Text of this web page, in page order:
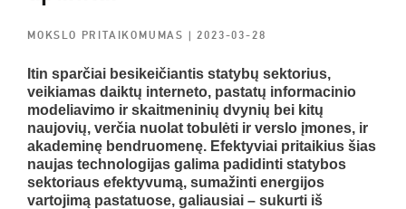
MOKSLO PRITAIKOMUMAS | 2023-03-28
Itin sparčiai besikeičiantis statybų sektorius,
veikiamas daiktų interneto, pastatų informacinio
modeliavimo ir skaitmeninių dvynių bei kitų
naujovių, verčia nuolat tobulėti ir verslo įmones, ir
akademinę bendruomenę. Efektyviai pritaikius šias
naujas technologijas galima padidinti statybos
sektoriaus efektyvumą, sumažinti energijos
vartojimą pastatuose, galiausiai – sukurti iš